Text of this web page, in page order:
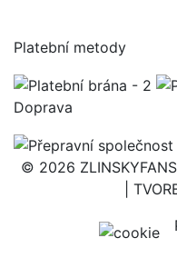
Platební metody
Doprava
© 2026
|